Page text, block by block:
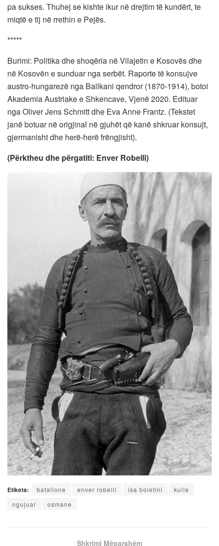
pa sukses. Thuhej se kishte ikur në drejtim të kundërt, te
miqtë e tij në rrethin e Pejës.
*****
Burimi: Politika dhe shoqëria në Vilajetin e Kosovës dhe
në Kosovën e sunduar nga serbët. Raporte të konsujve
austro-hungarezë nga Ballkani qendror (1870-1914), botoi
Akademia Austriake e Shkencave, Vjenë 2020. Edituar
nga Oliver Jens Schmitt dhe Eva Anne Frantz. (Tekstet
janë botuar në origjinal në gjuhët që kanë shkruar konsujt,
gjermanisht dhe herë-herë frëngjisht).
(Përktheu dhe përgatiti: Enver Robelli)
Etiketa: batalione enver robelli isa boletini
kulle
ngujuar
osmane
Shkrimi Mëparshëm